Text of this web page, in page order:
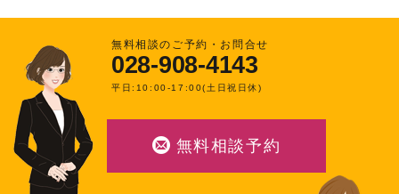
無料相談のご予約・お問合せ
028-908-4143
平日:10:00-17:00(土日祝日休)
無料相談予約